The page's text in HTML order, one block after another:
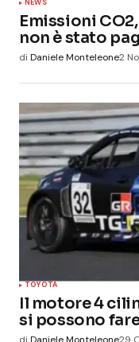
NEWS
Emissioni
non è stato
di Daniele Monteleone2
TOYOTA
Il motore 4
si possono
di Daniele Monteleone29